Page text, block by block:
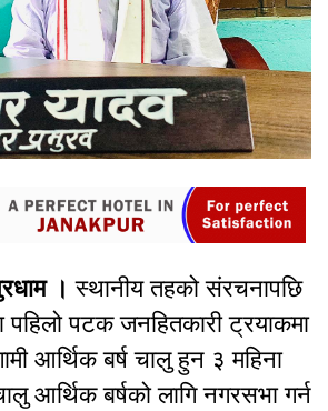
। स्थानीय तहको संरचनापछि
पहिलो पटक जनहितकारी ट्रयाकमा
आर्थिक बर्ष चालु हुन ३ महिना
आर्थिक बर्षको लागि नगरसभा गर्न